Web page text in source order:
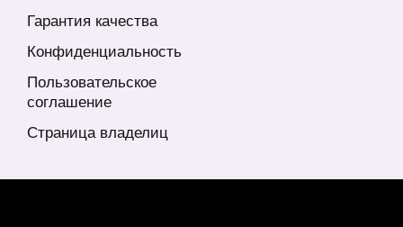
Гарантия качества
Конфиденциальность
Пользовательское
соглашение
Страница владелиц